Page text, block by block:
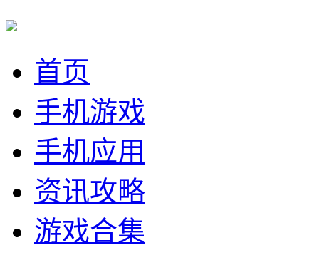
首页
手机游戏
手机应用
资讯攻略
游戏合集